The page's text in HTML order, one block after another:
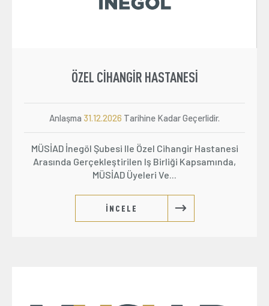
ÖZEL CIHANGIR HASTANESI
Anlaşma 31.12.2026 Tarihine Kadar Geçerlidir.
MÜSİAD İnegöl Şubesi Ile Özel Cihangir Hastanesi
Arasında Gerçekleştirilen Iş Birliği Kapsamında,
MÜSİAD Üyeleri Ve...
İNCELE